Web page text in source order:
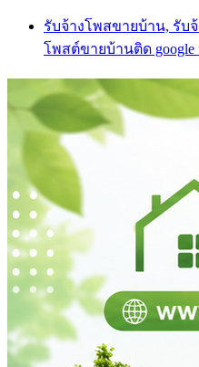
Skip
content
รับจ้างโพสขายบ้าน, รับ
โพสต์ขายบ้านติด